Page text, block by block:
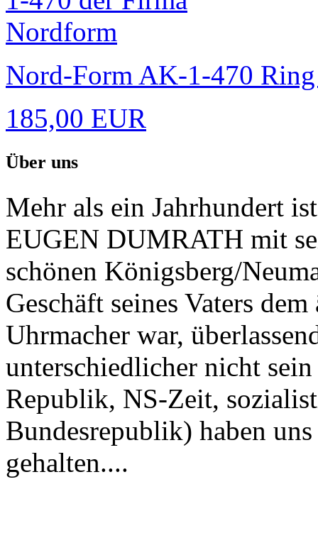
Nord-Form AK-1-470
185,00 EUR
Über uns
Mehr als ein Jahrhundert
EUGEN DUMRATH mit
schönen Königsberg/
Geschäft seines Vaters
Uhrmacher war,
unterschiedlicher nicht
Republik, NS-Zeit,
Bundesrepublik) haben
gehalten....